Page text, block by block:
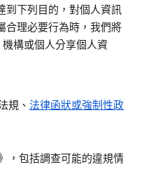
到下列目的，對個人資訊
合理必要行為時，我們將
構或個人分享個人資
規、 法律函狀或強制性政
，包括調查可能的違規情